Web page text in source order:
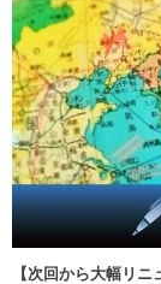
【次回から大幅リ